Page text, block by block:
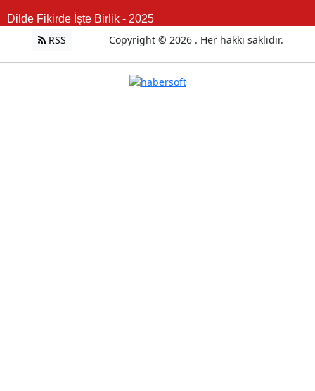
Dilde Fikirde İşte Birlik - 2025
RSS Copyright © 2026 . Her hakkı saklıdır.